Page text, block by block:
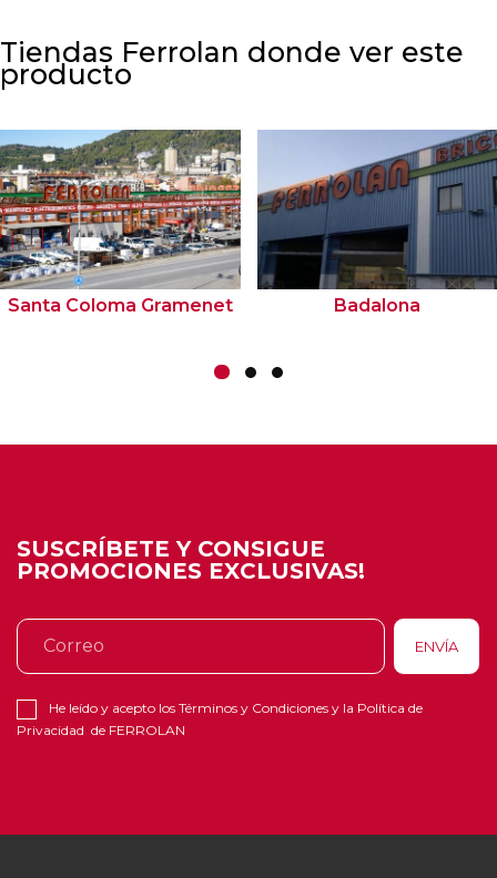
Tiendas Ferrolan donde ver este
producto
Santa Coloma Gramenet Badalona
SUSCRÍBETE Y CONSIGUE
PROMOCIONES EXCLUSIVAS!
He leído y acepto los Términos y Condiciones y la Política de
Privacidad de FERROLAN